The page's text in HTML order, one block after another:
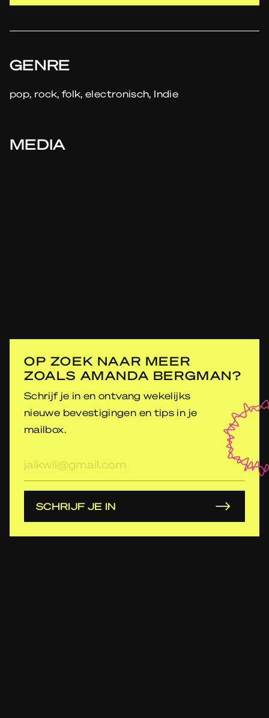
GENRE
pop, rock, folk, electronisch, Indie
MEDIA
OP ZOEK NAAR MEER
ZOALS AMANDA BERGMAN?
Schrijf je in en ontvang wekelijks
nieuwe bevestigingen en tips in je
mailbox.
mailadres
SCHRIJF JE IN